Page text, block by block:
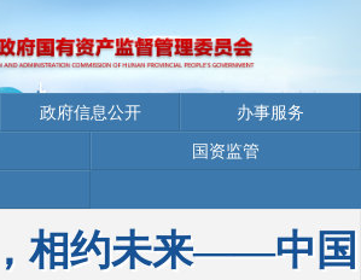
政府信息公开
办事服务
国资监管
相约未来——中国